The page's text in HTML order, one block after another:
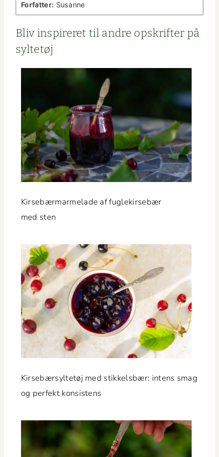
For­fat­ter: Susanne
Bliv inspir­eret til andre opskrifter på
syltetøj
Kirse­bær­marme­lade af fuglekirse­bær
med sten
Kirse­bær­syl­tetøj med stikkels­bær: intens smag
og per­fekt konsistens